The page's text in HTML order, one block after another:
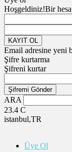
Hoşgeldiniz!Bir
Email adresine yeni
Şifre kurtarma
Şifreni kurtar
ARA
23.4 C
istanbul,TR
Üye Ol